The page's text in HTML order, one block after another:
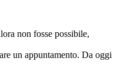
non fosse possibile,
un appuntamento. Da oggi